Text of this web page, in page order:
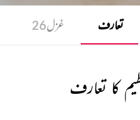
تعارف غزل26
کا تعارف